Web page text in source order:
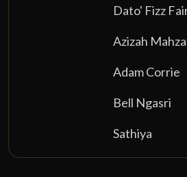
Dato' Fizz
Azizah
Adam Corrie
Bell Ngasri
Sathiya